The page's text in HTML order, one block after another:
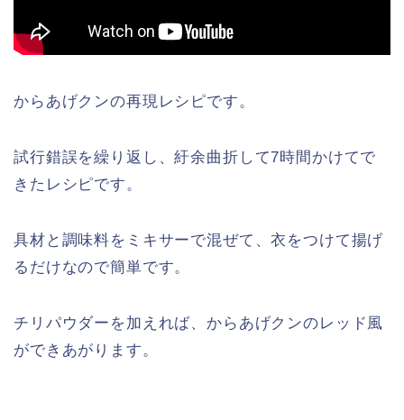
からあげクンの再現レシピです。
試行錯誤を繰り返し、紆余曲折して7時間かけてで
きたレシピです。
具材と調味料をミキサーで混ぜて、衣をつけて揚げ
るだけなので簡単です。
チリパウダーを加えれば、からあげクンのレッド風
ができあがります。